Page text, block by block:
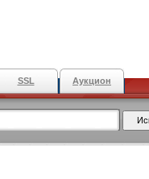
SSL Аукцион